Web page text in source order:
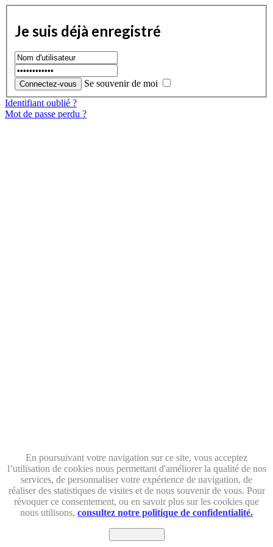
Je suis déjà enregistré
Se souvenir de moi
Identifiant oublié ?
Mot de passe perdu ?
En poursuivant votre navigation sur ce site, vous acceptez
l’utilisation de cookies nous permettant d'améliorer la qualité de nos
services, de personnaliser votre expérience de navigation, de
réaliser des statistiques de visites et de nous souvenir de vous. Pour
révoquer ce consentement, ou en savoir plus sur les cookies que
nous utilisons, consultez notre politique de confidentialité.